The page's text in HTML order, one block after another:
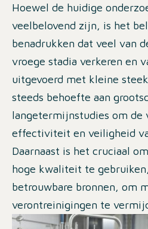
Hoewel de huidige
veelbelovend zijn, is het
benadrukken dat veel van
vroege stadia verkeren en
uitgevoerd met kleine
steeds behoefte aan
langetermijnstudies om de
effectiviteit en veiligheid
Daarnaast is het cruciaal
hoge kwaliteit te
betrouwbare bronnen, om
verontreinigingen te